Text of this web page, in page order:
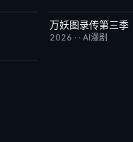
完结
万妖图录传第三季
2026 · ·AI漫剧